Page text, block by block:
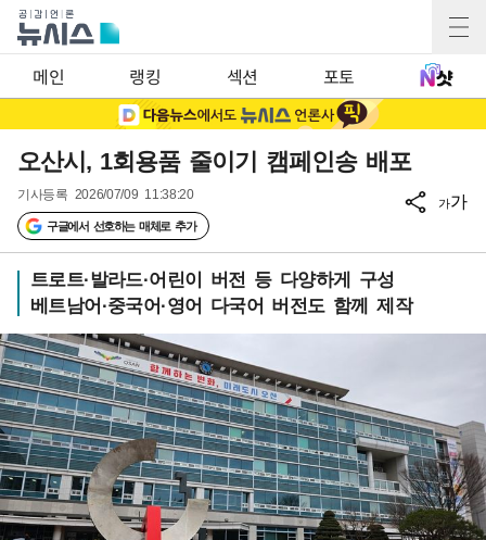
메인 랭킹 섹션 포토
오산시, 1회용품 줄이기 캠페인송 배포
기사등록 2026/07/09 11:38:20
구글에서 선호하는 매체로 추가
가가
트로트·발라드·어린이 버전 등 다양하게 구성
베트남어·중국어·영어 다국어 버전도 함께 제작